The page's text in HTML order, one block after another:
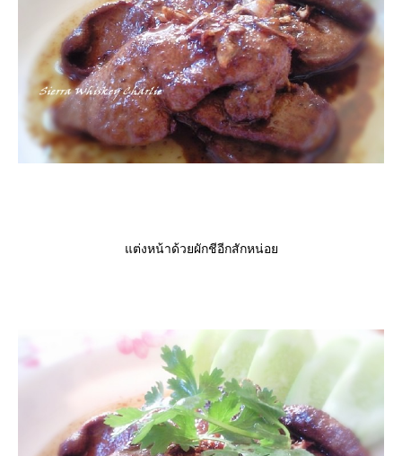
ต่งหน้าด้วยผักชีอีกสักหน่อ